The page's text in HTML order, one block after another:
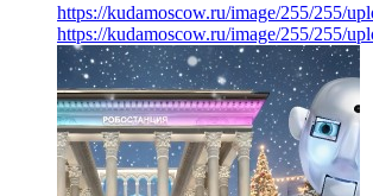
https://kudamoscow.ru/image/255/255/
https://kudamoscow.ru/image/255/255/